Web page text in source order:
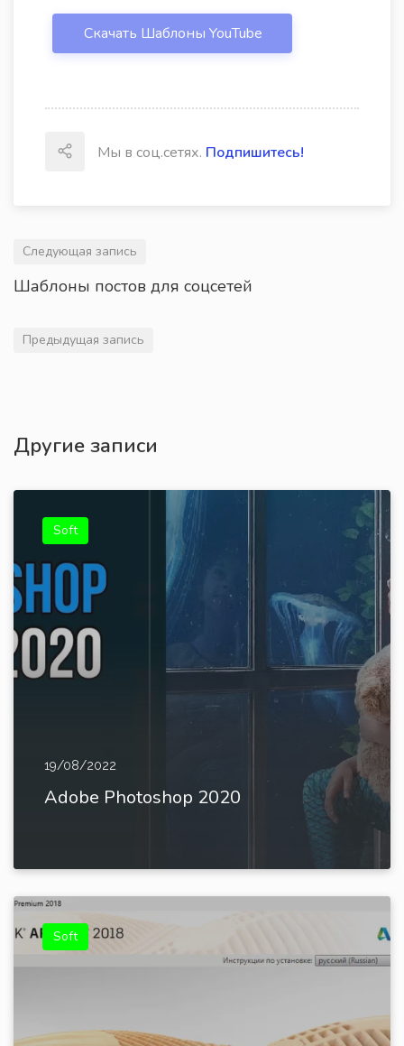
Скачать Шаблоны YouTube
Мы в соц.сетях. Подпишитесь!
Следующая запись
Шаблоны постов для соцсетей
Предыдущая запись
Другие записи
Soft
19/08/2022
Adobe Photoshop 2020
Soft